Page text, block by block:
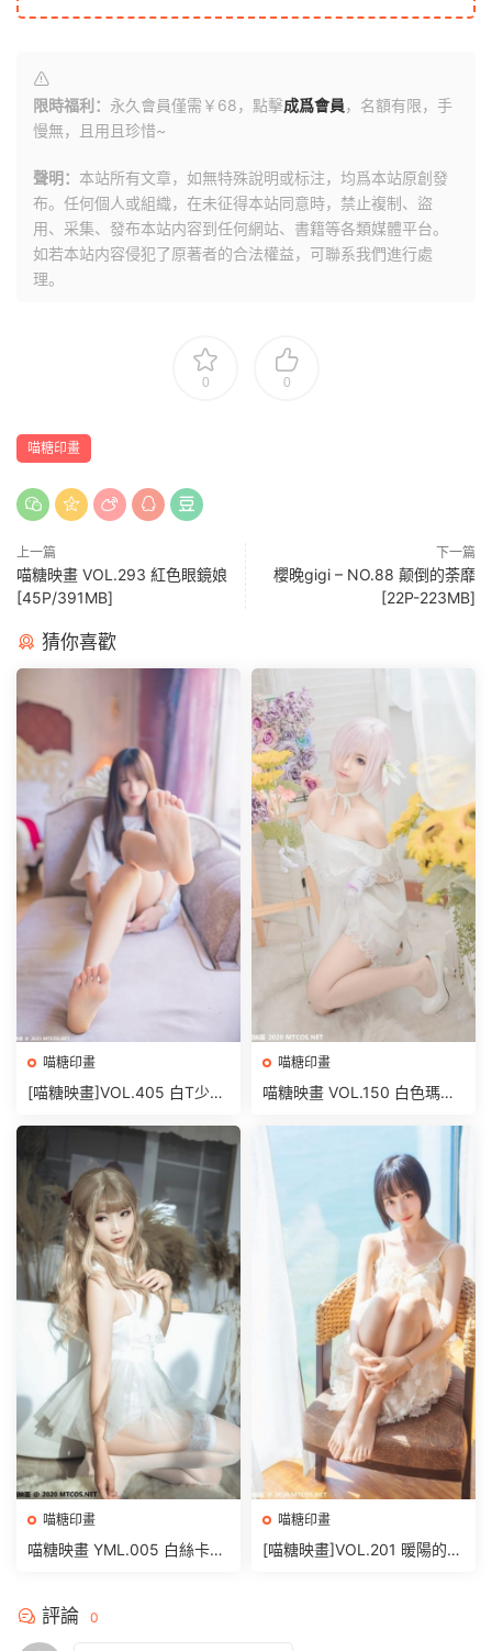
限時福利： 永久會員僅需￥68，點擊成爲會員，名額有限，手
慢無，且用且珍惜~
聲明： 本站所有文章，如無特殊說明或标注，均爲本站原創發
布。任何個人或組織，在未征得本站同意時，禁止複制、盜
用、采集、發布本站内容到任何網站、書籍等各類媒體平台。
如若本站内容侵犯了原著者的合法權益，可聯系我們進行處
理。
0 0
喵糖印畫
上一篇
喵糖映畫 VOL.293 紅色眼鏡娘
[45P/391MB]
下一篇
櫻晚gigi – NO.88 颠倒的荼靡
[22P-223MB]
猜你喜歡
喵糖印畫
[喵糖映畫]VOL.405 白T少女
喵糖印畫
喵糖映畫 VOL.150 白色瑪修
喵糖印畫
喵糖映畫 YML.005 白絲卡哇
喵糖印畫
[喵糖映畫]VOL.201 暖陽的海
評論 0